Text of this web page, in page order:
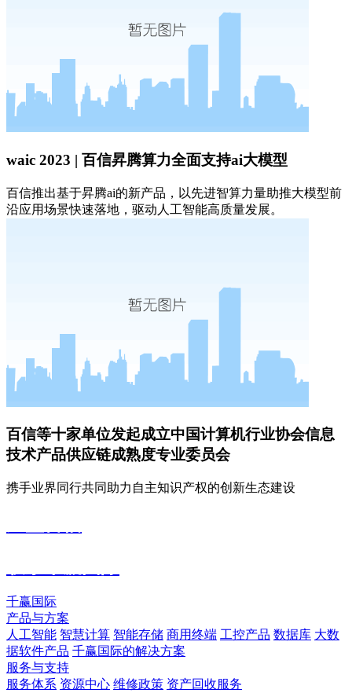
waic 2023 | 百信昇腾算力全面支持ai大模型
百信推出基于昇腾ai的新产品，以先进智算力量助推大模型前
沿应用场景快速落地，驱动人工智能高质量发展。
百信等十家单位发起成立中国计算机行业协会信息
技术产品供应链成熟度专业委员会
携手业界同行共同助力自主知识产权的创新生态建设
千赢国际
产品与方案
人工智能 智慧计算 智能存储 商用终端 工控产品 数据库 大数
据软件产品 千赢国际的解决方案
服务与支持
服务体系 资源中心 维修政策 资产回收服务